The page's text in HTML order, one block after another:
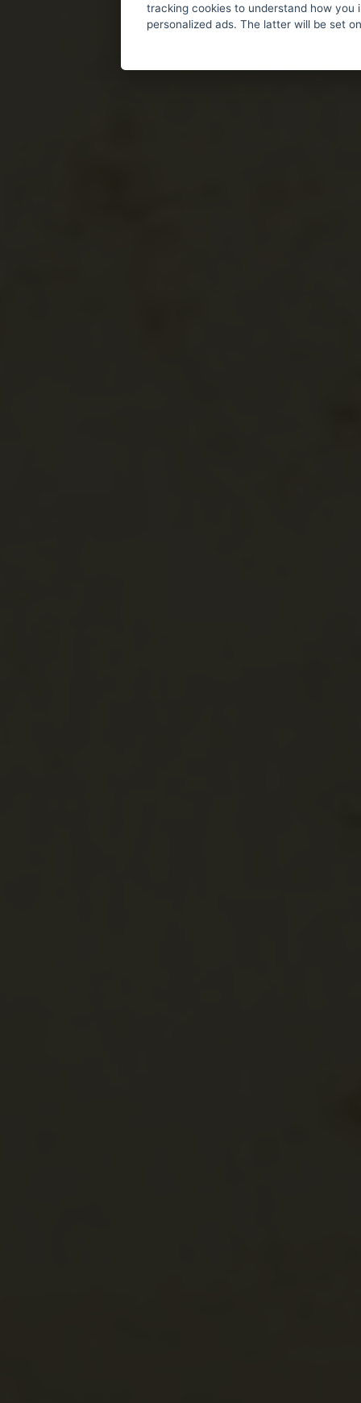
tracking cookies to understand how
personalized ads. The latter will be set